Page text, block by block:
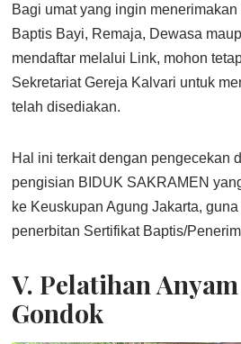
Bagi umat yang ingin
Baptis Bayi, Remaja, Dewasa
mendaftar melalui Link, mohon
Sekretariat Gereja Kalvari untuk
telah disediakan.
Hal ini terkait dengan pengecekan
pengisian BIDUK SAKRAMEN
ke Keuskupan Agung Jakarta,
penerbitan Sertifikat Baptis/
V. Pelatihan
Gondok